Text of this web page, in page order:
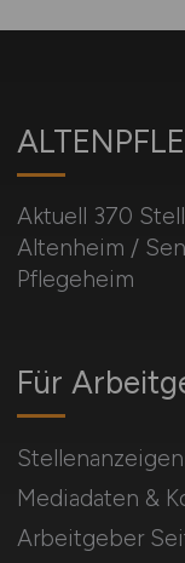
Aktuell 370
Altenheim /
Pflegeheim
Für
Mediadaten &
Arbeitgeber